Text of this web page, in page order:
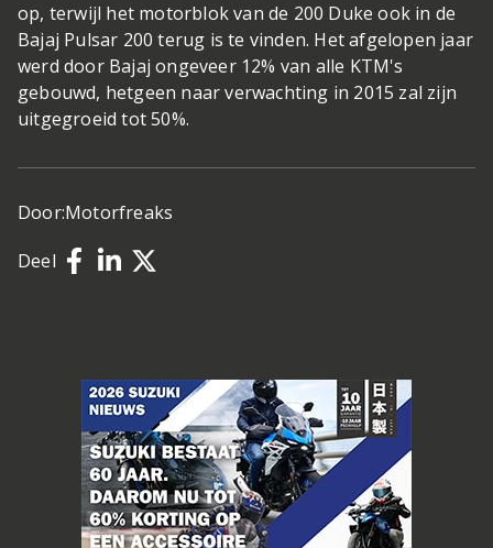
op, terwijl het motorblok van de 200 Duke ook in de
Bajaj Pulsar 200 terug is te vinden. Het afgelopen jaar
werd door Bajaj ongeveer 12% van alle KTM's
gebouwd, hetgeen naar verwachting in 2015 zal zijn
uitgegroeid tot 50%.
Door:Motorfreaks
Deel